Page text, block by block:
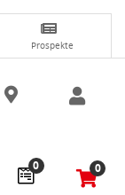
Prospekte
0 0